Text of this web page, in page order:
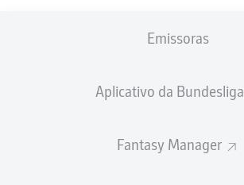
Emissoras
Aplicativo da Bundesliga
Fantasy Manager